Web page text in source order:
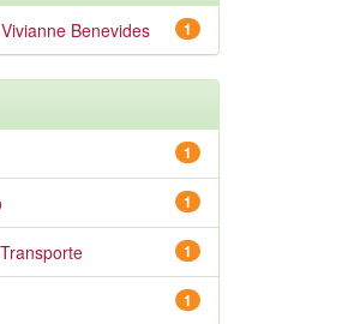
1
Benevides
1
1
1
1